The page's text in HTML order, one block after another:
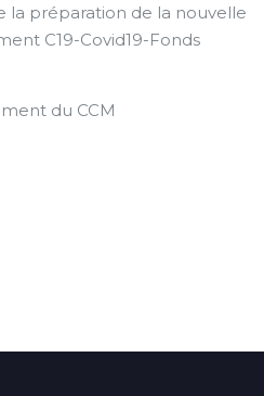
la préparation de la nouvelle
C19-Covid19-Fonds
du CCM